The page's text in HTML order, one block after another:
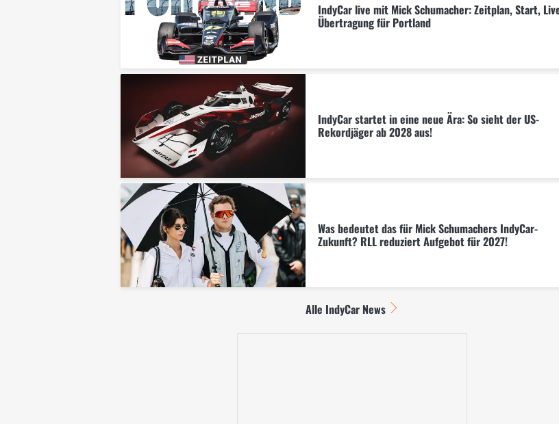
IndyCar live mit Mick Schumacher: Zeitplan, Start,
Übertragung für Portland
IndyCar startet in eine neue Ära: So sieht der US-
Rekordjäger ab 2028 aus!
Was bedeutet das für Mick Schumachers IndyCar-
Zukunft? RLL reduziert Aufgebot für 2027!
Alle IndyCar News